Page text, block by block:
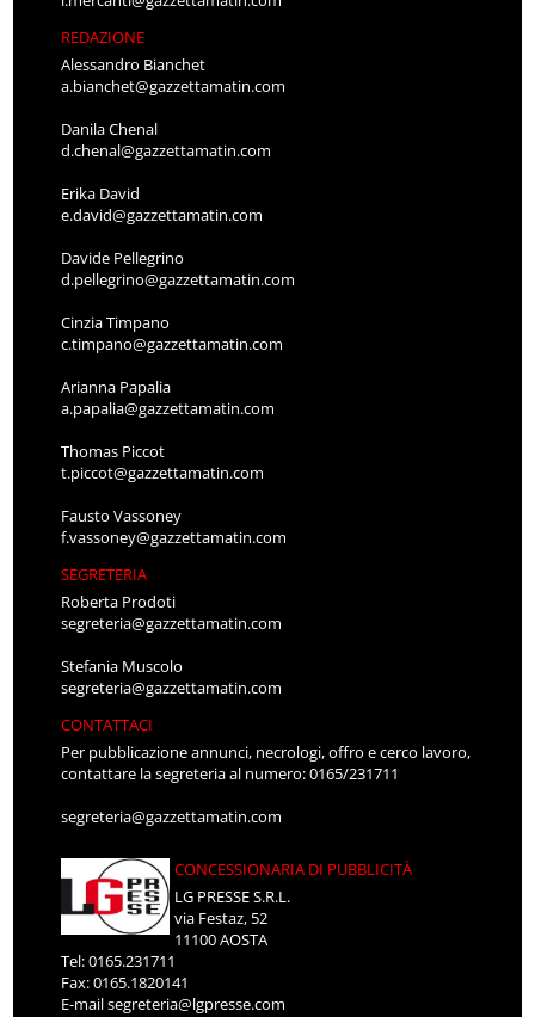
REDAZIONE
Alessandro Bianchet
a.bianchet@gazzettamatin.com
Danila Chenal
d.chenal@gazzettamatin.com
Erika David
e.david@gazzettamatin.com
Davide Pellegrino
d.pellegrino@gazzettamatin.com
Cinzia Timpano
c.timpano@gazzettamatin.com
Arianna Papalia
a.papalia@gazzettamatin.com
Thomas Piccot
t.piccot@gazzettamatin.com
Fausto Vassoney
f.vassoney@gazzettamatin.com
SEGRETERIA
Roberta Prodoti
segreteria@gazzettamatin.com
Stefania Muscolo
segreteria@gazzettamatin.com
CONTATTACI
Per pubblicazione annunci, necrologi, offro e cerco lavoro,
contattare la segreteria al numero: 0165/231711
segreteria@gazzettamatin.com
CONCESSIONARIA DI PUBBLICITÀ
LG PRESSE S.R.L.
via Festaz, 52
11100 AOSTA
Tel: 0165.231711
Fax: 0165.1820141
E-mailsegreteria@lgpresse.com